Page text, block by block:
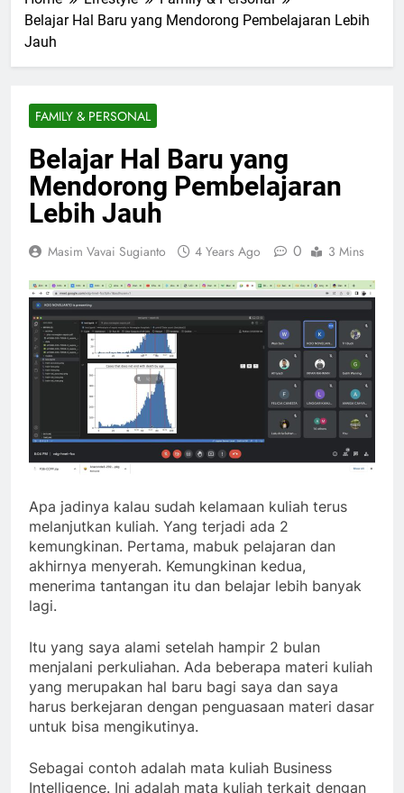
Belajar Hal Baru yang Mendorong Pembelajaran Lebih
Jauh
FAMILY & PERSONAL
Belajar Hal Baru yang
Mendorong Pembelajaran
Lebih Jauh
Masim Vavai Sugianto 4 Years Ago 0 3 Mins
Apa jadinya kalau sudah kelamaan kuliah terus
melanjutkan kuliah. Yang terjadi ada 2
kemungkinan. Pertama, mabuk pelajaran dan
akhirnya menyerah. Kemungkinan kedua,
menerima tantangan itu dan belajar lebih banyak
lagi.
Itu yang saya alami setelah hampir 2 bulan
menjalani perkuliahan. Ada beberapa materi kuliah
yang merupakan hal baru bagi saya dan saya
harus berkejaran dengan penguasaan materi dasar
untuk bisa mengikutinya.
Sebagai contoh adalah mata kuliah Business
Intelligence. Ini adalah mata kuliah terkait dengan